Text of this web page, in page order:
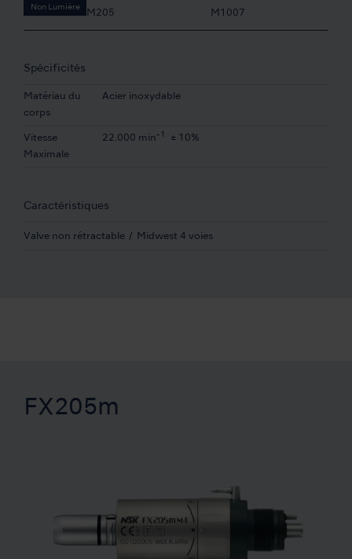
Non Lumière
M205 M1007
Spécificités
Matériau du
corps
Acier inoxydable
Vitesse
Maximale
22.000 min -1 ± 10%
Caractéristiques
Valve non rétractable Midwest 4 voies
FX205m